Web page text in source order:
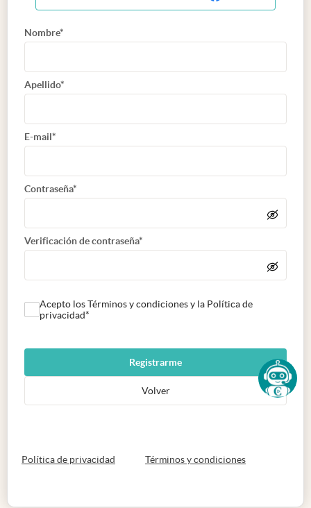
Nombre*
Apellido*
E-mail*
Contraseña*
Verificación de contraseña*
Acepto los Términos y condiciones y la Política de
privacidad*
Registrarme
Volver
Política de privacidad abre en nueva pestaña
Términos y condicionesabre en nueva